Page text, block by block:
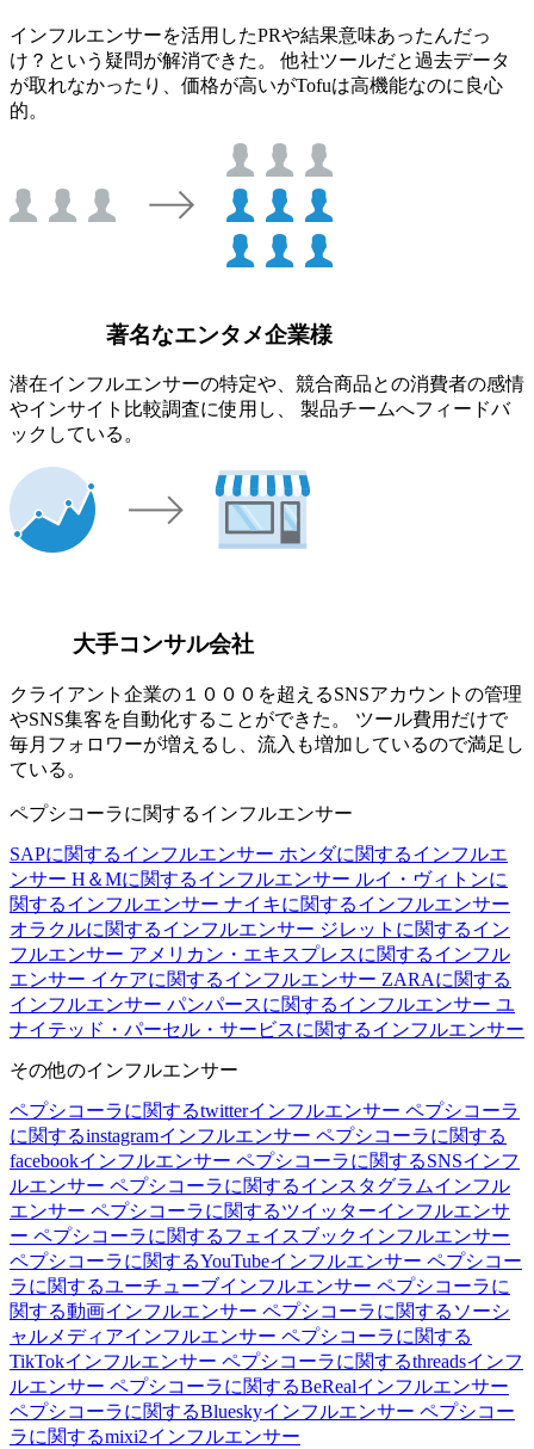
インフルエンサーを活用したPRや結果意味あったんだっ
け？という疑問が解消できた。 他社ツールだと過去データ
が取れなかったり、価格が高いがTofuは高機能なのに良心
的。
著名なエンタメ企業様
潜在インフルエンサーの特定や、競合商品との消費者の感情
やインサイト比較調査に使用し、 製品チームへフィードバ
ックしている。
大手コンサル会社
クライアント企業の１０００を超えるSNSアカウントの管理
やSNS集客を自動化することができた。 ツール費用だけで
毎月フォロワーが増えるし、流入も増加しているので満足し
ている。
ペプシコーラに関するインフルエンサー
SAPに関するインフルエンサー ホンダに関するインフルエ
ンサー H＆Mに関するインフルエンサー ルイ・ヴィトンに
関するインフルエンサー ナイキに関するインフルエンサー
オラクルに関するインフルエンサー ジレットに関するイン
フルエンサー アメリカン・エキスプレスに関するインフル
エンサー イケアに関するインフルエンサー ZARAに関する
インフルエンサー パンパースに関するインフルエンサー ユ
ナイテッド・パーセル・サービスに関するインフルエンサー
その他のインフルエンサー
ペプシコーラに関するtwitterインフルエンサー ペプシコーラ
に関するinstagramインフルエンサー ペプシコーラに関する
facebookインフルエンサー ペプシコーラに関するSNSインフ
ルエンサー ペプシコーラに関するインスタグラムインフル
エンサー ペプシコーラに関するツイッターインフルエンサ
ー ペプシコーラに関するフェイスブックインフルエンサー
ペプシコーラに関するYouTubeインフルエンサー ペプシコー
ラに関するユーチューブインフルエンサー ペプシコーラに
関する動画インフルエンサー ペプシコーラに関するソーシ
ャルメディアインフルエンサー ペプシコーラに関する
TikTokインフルエンサー ペプシコーラに関するthreadsインフ
ルエンサー ペプシコーラに関するBeRealインフルエンサー
ペプシコーラに関するBlueskyインフルエンサー ペプシコー
ラに関するmixi2インフルエンサー